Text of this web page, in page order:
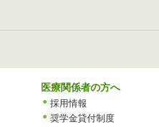
医療関係者の方へ
採用情報
奨学金貸付制度